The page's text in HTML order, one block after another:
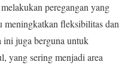
peregangan yang
meningkatkan fleksibilitas dan
ini juga berguna untuk
yang sering menjadi area